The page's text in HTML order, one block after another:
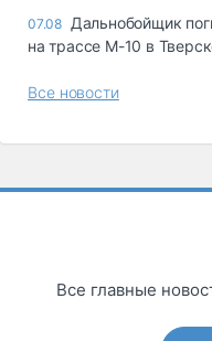
07.08 Дальнобойщик
на трассе М-10 в
Все новости
Все главные